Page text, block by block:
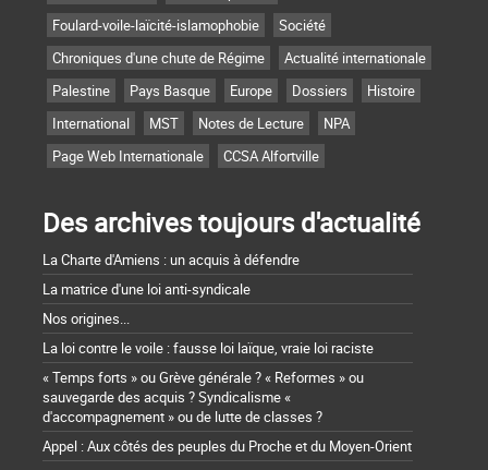
Foulard-voile-laïcité-islamophobie
Société
Chroniques d'une chute de Régime
Actualité internationale
Palestine
Pays Basque Europe Dossiers
Histoire
International
MST Notes de Lecture
NPA
Page Web Internationale
CCSA Alfortville
Des archives toujours d'actualité
La Charte d'Amiens : un acquis à défendre
La matrice d'une loi anti-syndicale
Nos origines...
La loi contre le voile : fausse loi laïque, vraie loi raciste
« Temps forts » ou Grève générale ? « Reformes » ou
sauvegarde des acquis ? Syndicalisme «
d'accompagnement » ou de lutte de classes ?
Appel : Aux côtés des peuples du Proche et du Moyen-Orient